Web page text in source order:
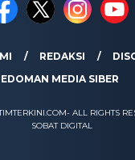
REDAKSI
MEDIA SIBER
ALL RIGHTS
SOBAT DIGITAL